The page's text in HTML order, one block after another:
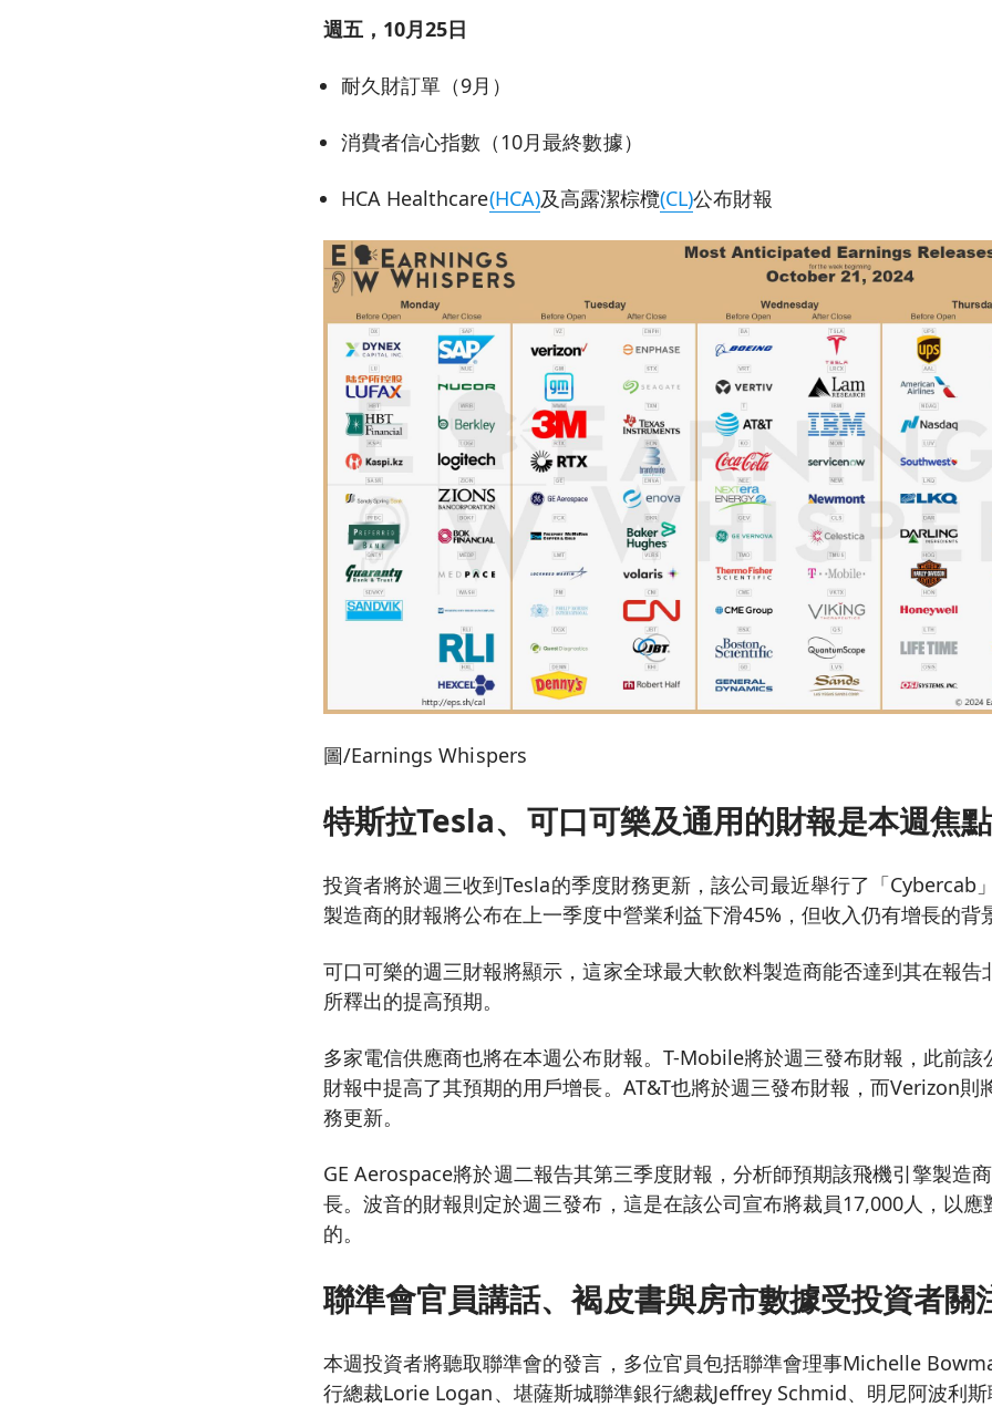
週五，10月25日
耐久財訂單（9月）
消費者信心指數（10月最終數據）
HCA Healthcare(HCA)及高露潔棕欖(CL)公布財報
圖/Earnings Whispers
特斯拉Tesla、可口可樂及通用的財報是本週焦點
投資者將於週三收到Tesla的季度財務更新，該公司最近舉行了「Cybercab
製造商的財報將公布在上一季度中營業利益下滑45%，但收入仍有增長的背
可口可樂的週三財報將顯示，這家全球最大軟飲料製造商能否達到其在報告
所釋出的提高預期。
多家電信供應商也將在本週公布財報。T-Mobile將於週三發布財報，此前該
財報中提高了其預期的用戶增長。AT&T也將於週三發布財報，而Verizon則
務更新。
GE Aerospace將於週二報告其第三季度財報，分析師預期該飛機引擎製造
長。波音的財報則定於週三發布，這是在該公司宣布將裁員17,000人，以應
的。
聯準會官員講話、褐皮書與房市數據受投資者關
本週投資者將聽取聯準會的發言，多位官員包括聯準會理事Michelle
行總裁Lorie Logan、堪薩斯城聯準銀行總裁Jeffrey Schmid、明尼阿波利